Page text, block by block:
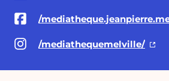
/
/mediathequemelville/